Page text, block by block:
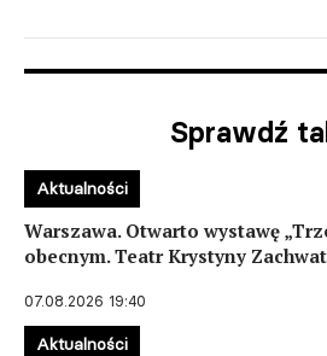
Sprawdź
Warszawa. Otwarto wystawę
obecnym. Teatr Krystyny
07.08.2026 19:40
Aktualności
Aktualności